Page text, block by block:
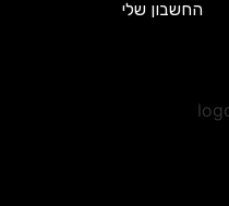
החשבון שלי